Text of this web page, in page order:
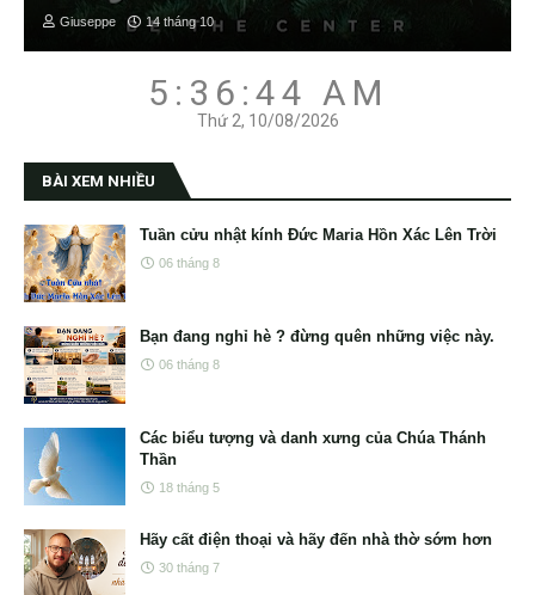
Giuseppe 14 tháng 10
5:36:45 AM
Thứ 2, 10/08/2026
BÀI XEM NHIỀU
Tuần cửu nhật kính Đức Maria Hồn Xác Lên Trời
06 tháng 8
Bạn đang nghỉ hè ? đừng quên những việc này.
06 tháng 8
Các biểu tượng và danh xưng của Chúa Thánh
Thần
18 tháng 5
Hãy cất điện thoại và hãy đến nhà thờ sớm hơn
30 tháng 7